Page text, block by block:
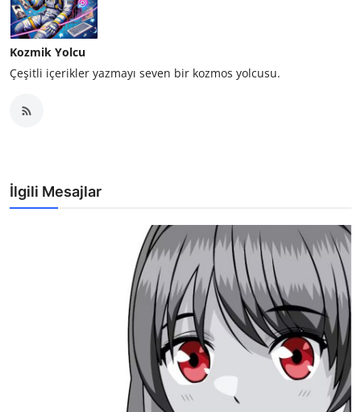
Kozmik Yolcu
Çeşitli içerikler yazmayı seven bir kozmos yolcusu.
İlgili Mesajlar